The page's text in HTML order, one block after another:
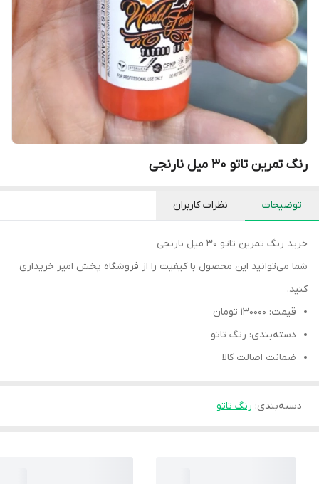
رنگ تمرین تاتو 30 میل نارنجی
توضیحات نظرات کاربران
خرید رنگ تمرین تاتو 30 میل نارنجی
شما می‌توانید این محصول با کیفیت را از فروشگاه پخش امیر خریداری
کنید.
قیمت: 130000 تومان
دسته‌بندی: رنگ تاتو
ضمانت اصالت کالا
دسته‌بندی: رنگ تاتو